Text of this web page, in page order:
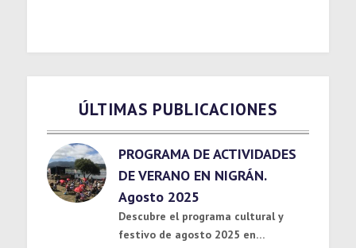
ÚLTIMAS PUBLICACIONES
PROGRAMA DE ACTIVIDADES
DE VERANO EN NIGRÁN.
Agosto 2025
Descubre el programa cultural y
festivo de agosto 2025 en…